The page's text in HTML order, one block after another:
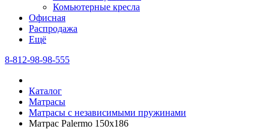
Комьютерные кресла
Офисная
Распродажа
Eщё
8-812-98-98-555
Каталог
Матрасы
Матрасы с независимыми пружинами
Матрас Palermo 150х186